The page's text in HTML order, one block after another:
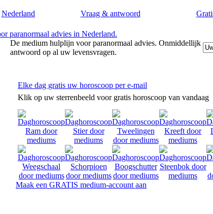
Nederland Vraag & antwoord
De medium hulplijn voor paranormaal advies. Onmiddellijk
antwoord op al uw levensvragen.
Elke dag gratis uw horoscoop per e-mail
Klik op uw sterrenbeeld voor gratis horoscoop van vandaag
Maak een GRATIS medium-account aan